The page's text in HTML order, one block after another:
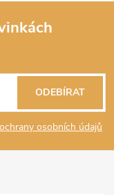
osobních údajů
ODEBÍRAT